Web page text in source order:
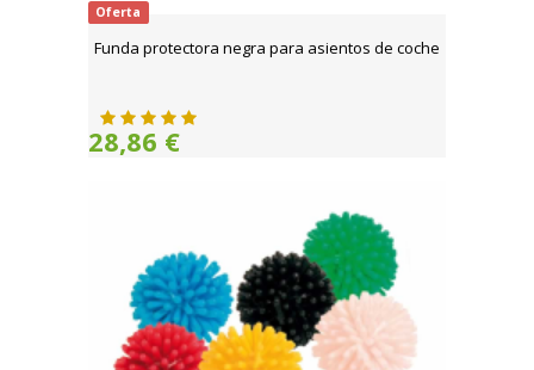
Oferta
Funda protectora negra para asientos de coche
28,86 €